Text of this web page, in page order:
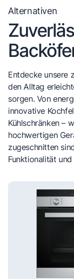
Alternativen
Entdecke unsere
den Alltag
sorgen. Von
innovative
Kühlschränken –
hochwertigen
zugeschnitten
Funktionalität